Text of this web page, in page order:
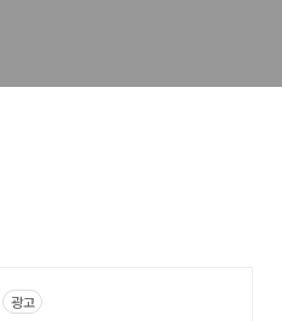
광고